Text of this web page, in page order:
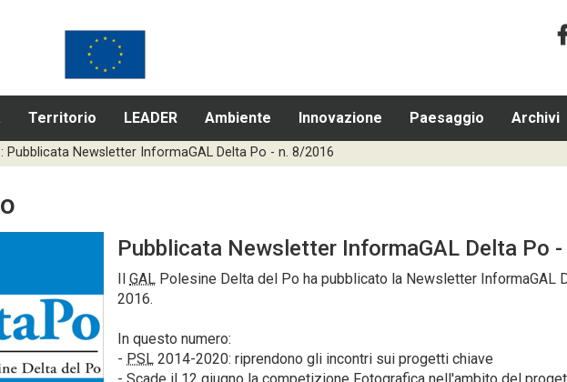
Territorio LEADER Ambiente Innovazione Paesaggio Archivi
Pubblicata Newsletter InformaGAL Delta Po - n. 8/2016
Pubblicata Newsletter InformaGAL Delta Po
Il GAL Polesine Delta del Po ha pubblicato la Newsletter InformaGAL
2016.
In questo numero:
- PSL 2014-2020: riprendono gli incontri sui progetti chiave